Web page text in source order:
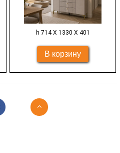
h 714 Х 1330 Х 401